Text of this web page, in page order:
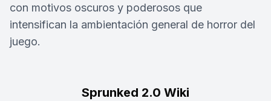
con motivos oscuros y poderosos que
intensifican la ambientación general de horror del
juego.
Sprunked 2.0 Wiki